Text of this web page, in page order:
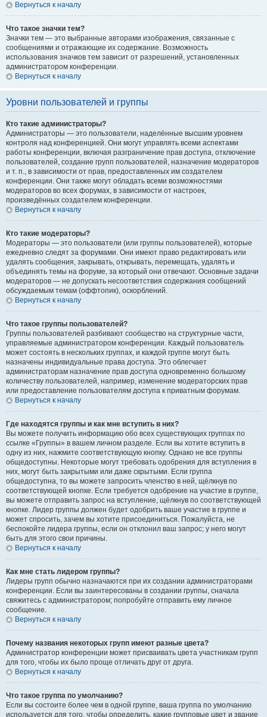
Вернуться к началу
Что такое значки тем?
Значки тем — это выбранные авторами изображения, связанные с
сообщениями и отражающие их содержание. Возможность
использования значков тем зависит от разрешений, установленных
администратором конференции.
Вернуться к началу
Уровни пользователей и группы
Кто такие администраторы?
Администраторы — это пользователи, наделённые высшим уровнем
контроля над конференцией. Они могут управлять всеми аспектами
работы конференции, включая разграничение прав доступа, отключение
пользователей, создание групп пользователей, назначение модераторов
и т. п., в зависимости от прав, предоставленных им создателем
конференции. Они также могут обладать всеми возможностями
модераторов во всех форумах, в зависимости от настроек,
произведённых создателем конференции.
Вернуться к началу
Кто такие модераторы?
Модераторы — это пользователи (или группы пользователей), которые
ежедневно следят за форумами. Они имеют право редактировать или
удалять сообщения, закрывать, открывать, перемещать, удалять и
объединять темы на форуме, за который они отвечают. Основные задачи
модераторов — не допускать несоответствия содержания сообщений
обсуждаемым темам (оффтопик), оскорблений.
Вернуться к началу
Что такое группы пользователей?
Группы пользователей разбивают сообщество на структурные части,
управляемые администратором конференции. Каждый пользователь
может состоять в нескольких группах, и каждой группе могут быть
назначены индивидуальные права доступа. Это облегчает
администраторам назначение прав доступа одновременно большому
количеству пользователей, например, изменение модераторских прав
или предоставление пользователям доступа к приватным форумам.
Вернуться к началу
Где находятся группы и как мне вступить в них?
Вы можете получить информацию обо всех существующих группах по
ссылке «Группы» в вашем личном разделе. Если вы хотите вступить в
одну из них, нажмите соответствующую кнопку. Однако не все группы
общедоступны. Некоторые могут требовать одобрения для вступления в
них, могут быть закрытыми или даже скрытыми. Если группа
общедоступна, то вы можете запросить членство в ней, щёлкнув по
соответствующей кнопке. Если требуется одобрение на участие в группе,
вы можете отправить запрос на вступление, щёлкнув по соответствующей
кнопке. Лидер группы должен будет одобрить ваше участие в группе и
может спросить, зачем вы хотите присоединиться. Пожалуйста, не
беспокойте лидера группы, если он отклонил ваш запрос; у него могут
быть для этого свои причины.
Вернуться к началу
Как мне стать лидером группы?
Лидеры групп обычно назначаются при их создании администраторами
конференции. Если вы заинтересованы в создании группы, сначала
свяжитесь с администратором; попробуйте отправить ему личное
сообщение.
Вернуться к началу
Почему названия некоторых групп имеют разные цвета?
Администратор конференции может присваивать цвета участникам групп
для того, чтобы их было проще отличать друг от друга.
Вернуться к началу
Что такое группа по умолчанию?
Если вы состоите более чем в одной группе, ваша группа по умолчанию
используется для того, чтобы определить, какие групповые цвет и звание